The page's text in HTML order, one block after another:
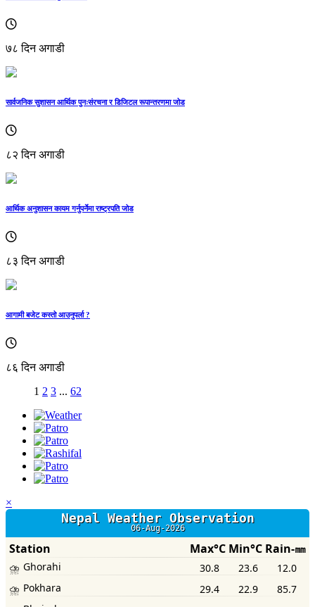
७८ दिन अगाडी
सार्वजनिक सुशासन आर्थिक पुनःसंरचना र डिजिटल रूपान्तरणमा जोड
८२ दिन अगाडी
आर्थिक अनुशासन कायम गर्नुपर्नेमा राष्ट्रपति जोड
८३ दिन अगाडी
आगामी बजेट कस्तो आउनुपर्ला ?
८६ दिन अगाडी
1 2 3 ... 62
×